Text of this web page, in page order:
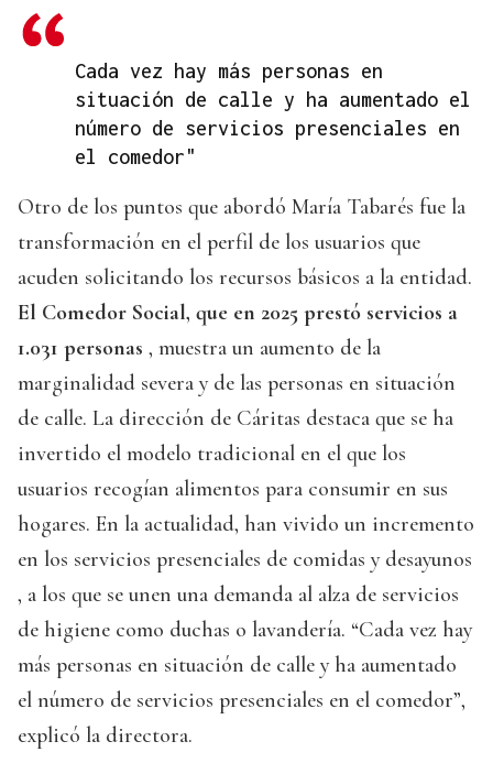
Cada vez hay más personas en
situación de calle y ha aumentado el
número de servicios presenciales en
el comedor"
Otro de los puntos que abordó María Tabarés fue la
transformación en el perfil de los usuarios que
acuden solicitando los recursos básicos a la entidad.
El Comedor Social, que en 2025 prestó servicios a
1.031 personas , muestra un aumento de la
marginalidad severa y de las personas en situación
de calle. La dirección de Cáritas destaca que se ha
invertido el modelo tradicional en el que los
usuarios recogían alimentos para consumir en sus
hogares. En la actualidad, han vivido un incremento
en los servicios presenciales de comidas y desayunos
, a los que se unen una demanda al alza de servicios
de higiene como duchas o lavandería. “Cada vez hay
más personas en situación de calle y ha aumentado
el número de servicios presenciales en el comedor”,
explicó la directora.